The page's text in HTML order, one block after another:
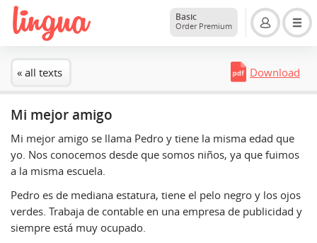
Basic
Order Premium
« all texts Download
Mi mejor amigo
Mi mejor amigo se llama Pedro y tiene la misma edad que
yo. Nos conocemos desde que somos niños, ya que fuimos
a la misma escuela.
Pedro es de mediana estatura, tiene el pelo negro y los ojos
verdes. Trabaja de contable en una empresa de publicidad y
siempre está muy ocupado.